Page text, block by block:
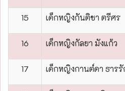
15 เด็กหญิงกันติชา ตรีศร
16 เด็กหญิงกัลยา มังแก้ว
17 เด็กหญิงกานต์ดา ธารรั